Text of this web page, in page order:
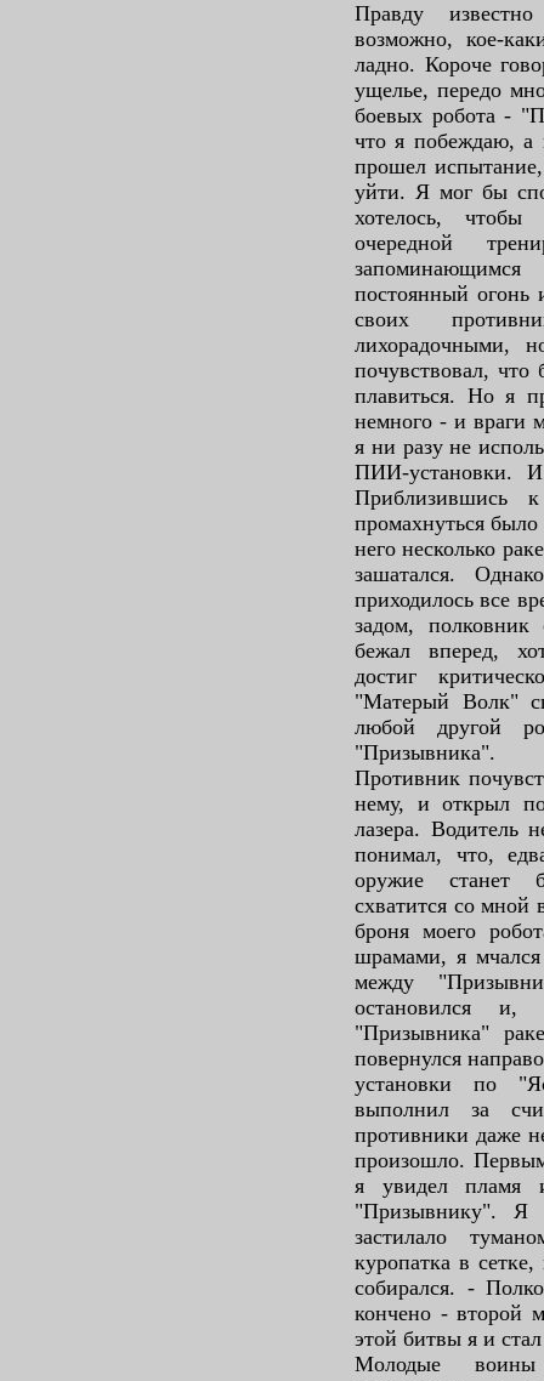
Правду
возможно, кое-
ладно. Короче
ущелье, передо
боевых робота -
что я побеждаю, а
прошел
уйти. Я мог бы
хотелось,
очередной
постоянный огонь
своих
лихорадочными,
почувствовал, что
плавиться. Но я
немного - и враги
я ни разу не
ПИИ-установки.
Приблизившись
промахнуться
него несколько
зашатался.
приходилось все
задом,
бежал вперед,
достиг
"Матерый Волк"
любой другой
"Призывника".
Противник
нему, и открыл
лазера. Водитель
понимал, что,
оружие станет
схватится со
броня моего
шрамами, я
между
остановился и,
"Призывника"
повернулся
установки по
выполнил за
противники даже
произошло.
я увидел пламя
"Призывнику". Я
застилало
куропатка в
собирался. -
кончено - второй
этой битвы я и
Молодые